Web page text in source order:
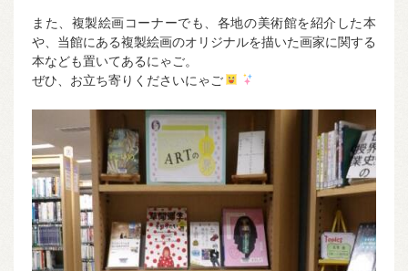
また、複製絵画コーナーでも、各地の美術館を紹介した本
や、当館にある複製絵画のオリジナルを描いた画家に関する
本なども置いてあるにゃご。
ぜひ、お立ち寄りくださいにゃご